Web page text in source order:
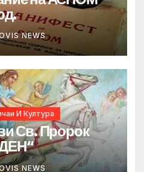
NEWS
И Култура
Св. Пророк
NEWS